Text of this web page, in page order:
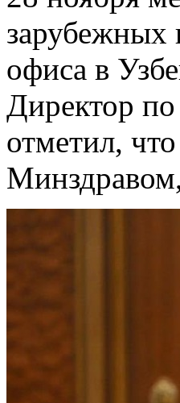
зарубежных
офиса в
Директор
отметил,